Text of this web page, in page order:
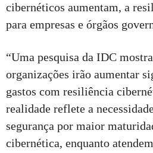
cibernéticos aumentam, a
para empresas e órgãos
“Uma pesquisa da IDC
organizações irão aumentar
gastos com resiliência
realidade reflete a
segurança por maior
cibernética, enquanto